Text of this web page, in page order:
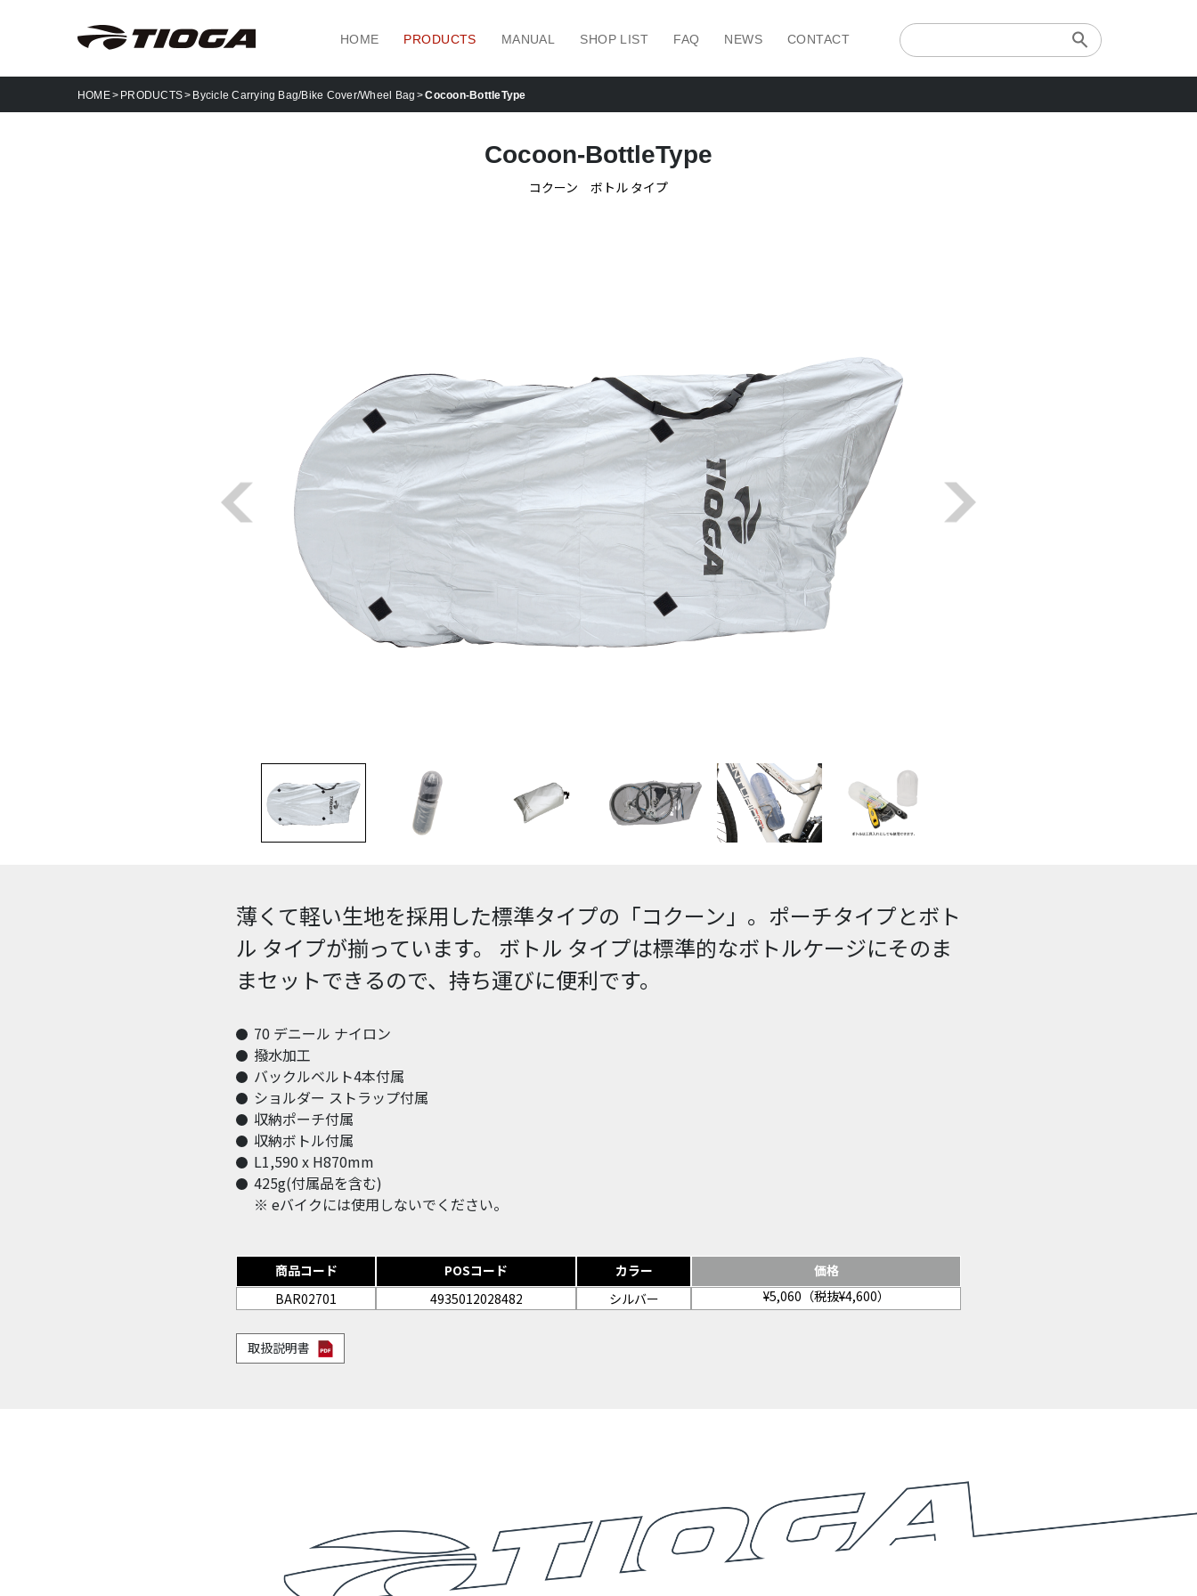
HOME PRODUCTS MANUAL SHOP LIST FAQ NEWS CONTACT
HOME PRODUCTS Bycicle Carrying Bag/Bike Cover/Wheel Bag Cocoon-BottleType
Cocoon-BottleType
コクーン ボトル タイプ
薄くて軽い生地を採用した標準タイプの「コクーン」。ポーチタイプとボト
ル タイプが揃っています。 ボトル タイプは標準的なボトルケージにそのま
まセットできるので、持ち運びに便利です。
70 デニール ナイロン
撥水加工
バックルベルト4本付属
ショルダー ストラップ付属
収納ポーチ付属
収納ボトル付属
L1,590 x H870mm
425g(付属品を含む)
※ eバイクには使用しないでください。
商品コード POSコード カラー
価格
BAR02701
4935012028482 シルバー ¥5,060（税抜¥4,600）
取扱説明書